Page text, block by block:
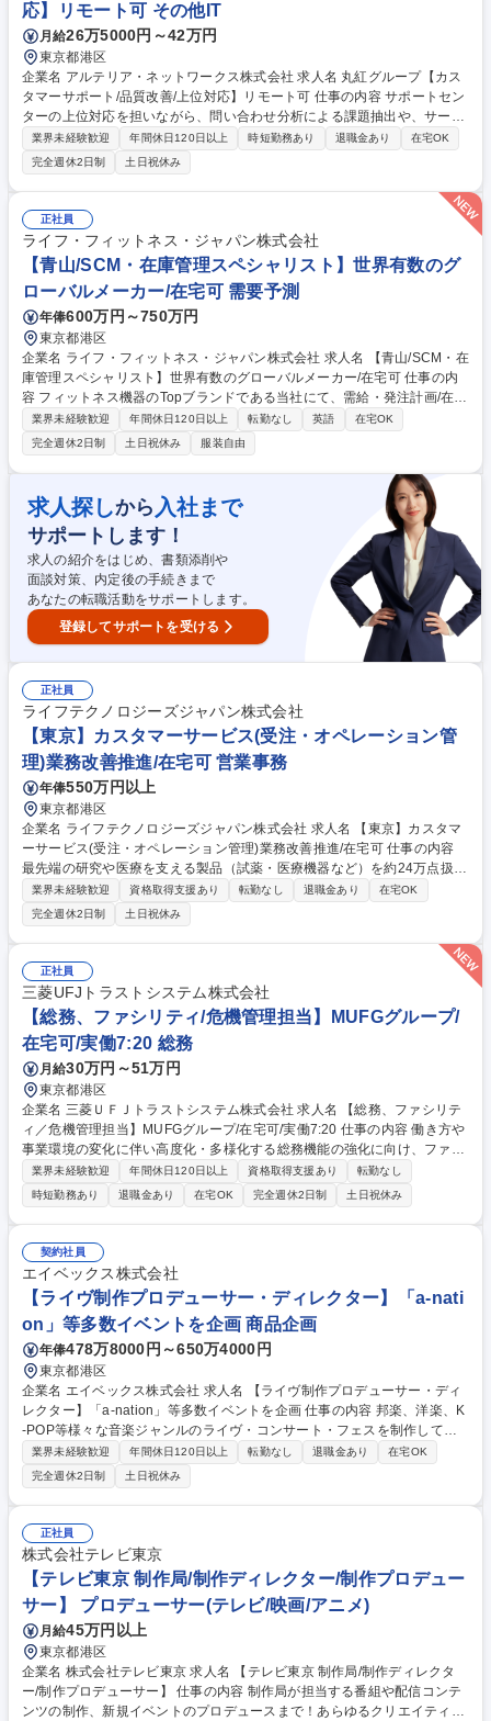
応】リモート可 その他IT
月給26万5000円～42万円
東京都港区
企業名 アルテリア・ネットワークス株式会社 求人名 丸紅グループ【カス
タマーサポート/品質改善/上位対応】リモート可 仕事の内容 サポートセン
ターの上位対応を担いながら、問い合わせ分析による課題抽出や、サービ
ス・業務の品質改善を推進します。関係部門と連携し、顧客体験(CX)の向
上とサービス価値の最大化をリードする役割です。 【詳細】▼品質改善/C
X向上:エスカレーション対応方針決定、課題抽出および対応策立案/実行、
サービス改善提案 ▼社内調整:開発/営業/運用部門との連携、顧客説明内容
の精査、部署間の利害調整 ▼業務設計/ナレッジ整備:マニュアル/FAQの整
備、サポートセンターへの教育/展開 【働き方】平日日中勤務が基本です
が、夜間/休日は当番制でエスカレーション対応有。リモート勤務も可能。
※詳細は面接時お伝えさせていただきます。 募集職種 丸紅グループ【カ
スタマーサポート/品質改善/上位対応】リモート可
業界未経験歓迎 年間休日120日以上 時短勤務あり 退職金あり
在宅OK
完全週休2日制
土日祝休み
正社員
ライフ・フィットネス・ジャパン株式会社
【青山/SCM・在庫管理スペシャリスト】世界有数のグ
ローバルメーカー/在宅可 需要予測
年俸600万円～750万円
東京都港区
企業名 ライフ・フィットネス・ジャパン株式会社 求人名 【青山/SCM・在
庫管理スペシャリスト】世界有数のグローバルメーカー/在宅可 仕事の内
容 フィットネス機器のTopブランドである当社にて、需給・発注計画/在庫
量/在庫回転率の最適化を担います。グローバルSCチームとの調整や各部
署との連携を通じ、グローバルにコスト圧縮と利益率向上を目指します。
営業からの受注計画をもとに需給予測を行い、購買計画を作成しグローバ
ルSCチーム主導の購買承認プロセスの完遂および製品の国内倉庫への入
荷後の在庫管理まで担当。グローバルSCチームとの連携を通じた適正在
庫・在庫回転率の管理、財務チームとの連携、定期レポーティングまで一
貫して実施。適正在庫を実現するための絶妙なバランスをコントロールす
る【ブレイン】として、SCM構造の最適化と事業成長を推進する重要な役
割。 募集職種 【青山/SCM・在庫管理スペシャリスト】世界有数のグロー
バルメーカー/在宅可
業界未経験歓迎 年間休日120日以上 転勤なし 英語
在宅OK
完全週休2日制
土日祝休み 服装自由
求人探しから 入社まで
サポートします！
求人の紹介をはじめ、書類添削や
面談対策、内定後の手続きまで
あなたの転職活動をサポートします。
登録してサポートを受ける
正社員
ライフテクノロジーズジャパン株式会社
【東京】カスタマーサービス(受注・オペレーション管
理)業務改善推進/在宅可 営業事務
年俸550万円以上
東京都港区
企業名 ライフテクノロジーズジャパン株式会社 求人名 【東京】カスタマ
ーサービス(受注・オペレーション管理)業務改善推進/在宅可 仕事の内容
最先端の研究や医療を支える製品（試薬・医療機器など）を約24万点扱
い、受注から納品までをトータルコーディネート。単調な事務処理ではな
く、「必要なものを、必要なタイミングで確実に届ける」ため、 社内外と
連携しながら全体を動かしていく役割。ERP（E1/SAP）を用いた受注・
出荷業務に加え、日々のオペレーションの中で発生する課題に対して、
「気づき、提起し、改善までやり切る」ことを期待。 【詳細】・受注処理
／在庫・価格・製品情報の確認 ・出荷手配、各種書類作成・営業・関連部
門との連携 ・業務プロセスの改善提案、ルール整備 募集職種 【東京】カ
スタマーサービス(受注・オペレーション管理)業務改善推進/在宅可
業界未経験歓迎 資格取得支援あり 転勤なし 退職金あり
在宅OK
完全週休2日制
土日祝休み
正社員
三菱UFJトラストシステム株式会社
【総務、ファシリティ/危機管理担当】MUFGグループ/
在宅可/実働7:20 総務
月給30万円～51万円
東京都港区
企業名 三菱ＵＦＪトラストシステム株式会社 求人名 【総務、ファシリテ
ィ／危機管理担当】MUFGグループ/在宅可/実働7:20 仕事の内容 働き方や
事業環境の変化に伴い高度化・多様化する総務機能の強化に向け、ファシ
リティ・危機管理業務を中心に担当いただく方を募集します。社員が働く
環境や事業継続を支える重要なポジションであり、課題発見か ら改善提
案、企画立案、実行まで主体的に携わることができます。また、総務領域
で幅広い経験を積みながら、将来的には総務部の中核人材として活躍いた
だくことを期待しています。 【主な業務内容】■総務業務（管財業務を含
む）およびファシリティマネジメント■オフィス環境整備・拠点整備に関
する企画・推進■BCP（事業継続計画）・危機管理施策の企画・運営■総務
企画および業務改善施策の立案・推進 募集職種 【総務、ファシリティ／
危機管理担当】MUFGグループ/在宅可/実働7:20
業界未経験歓迎 年間休日120日以上 資格取得支援あり
転勤なし
時短勤務あり
退職金あり 在宅OK 完全週休2日制 土日祝休み
契約社員
エイベックス株式会社
【ライヴ制作プロデューサー・ディレクター】「a-nati
on」等多数イベントを企画 商品企画
年俸478万8000円～650万4000円
東京都港区
企業名 エイベックス株式会社 求人名 【ライヴ制作プロデューサー・ディ
レクター】「a-nation」等多数イベントを企画 仕事の内容 邦楽、洋楽、K
-POP等様々な音楽ジャンルのライヴ・コンサート・フェスを制作してい
る部署にて、ライヴ制作プロデューサー又はディレクターとして企画・制
作業務をご担当。下記業務を経験に応じてお任せします。 【詳細】■ライ
ヴ・コンサート・フェス等のプロデュース・制作進行業務全般 ■興行内容
の企画提案 ■予算管理 ・進行管理 ■スタッフ管理■アーティスト対応 ■終
演後の精算 ■社内事務業務 等 【魅力】グループとしてレーベル機能を併
せ持っており、アーティスト発掘をレーベルと一緒に手掛けることが可
能。協賛営業、チケット販売、FCなどの機能が社内にあり、同じ目線で
進めていけます。 募集職種 【ライヴ制作プロデューサー・ディレクタ
ー】「a-nation」等多数イベントを企画
業界未経験歓迎 年間休日120日以上 転勤なし 退職金あり
在宅OK
完全週休2日制
土日祝休み
正社員
株式会社テレビ東京
【テレビ東京 制作局/制作ディレクター/制作プロデュー
サー】 プロデューサー(テレビ/映画/アニメ)
月給45万円以上
東京都港区
企業名 株式会社テレビ東京 求人名 【テレビ東京 制作局/制作ディレクタ
ー/制作プロデューサー】 仕事の内容 制作局が担当する番組や配信コンテ
ンツの制作、新規イベントのプロデュースまで！あらゆるクリエイティブ